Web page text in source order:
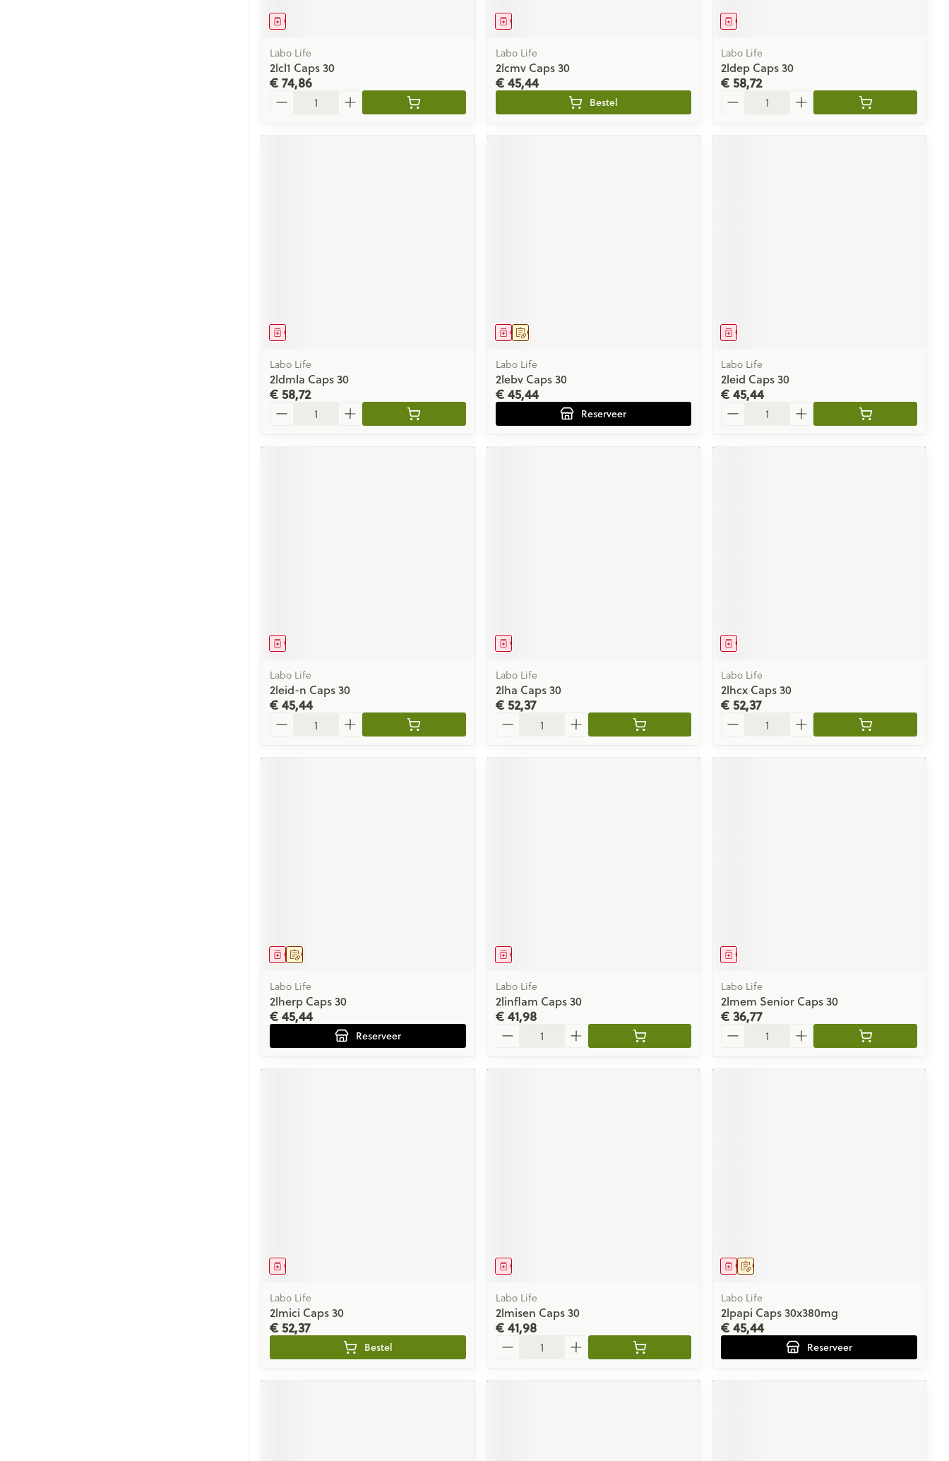
Geneesmiddel
Labo Life
2lcl1 Caps 30
€ 74,86
Geneesmiddel
Labo Life
2lcmv Caps 30
€ 45,44
Bestel
Geneesmiddel
Labo Life
2ldep Caps 30
€ 58,72
Geneesmiddel
Labo Life
2ldmla Caps 30
€ 58,72
Op voorschrift
Geneesmiddel
Labo Life
2lebv Caps 30
€ 45,44
Reserveer
Geneesmiddel
Labo Life
2leid Caps 30
€ 45,44
Geneesmiddel
Labo Life
2leid-n Caps 30
€ 45,44
Geneesmiddel
Labo Life
2lha Caps 30
€ 52,37
Geneesmiddel
Labo Life
2lhcx Caps 30
€ 52,37
Op voorschrift
Geneesmiddel
Labo Life
2lherp Caps 30
€ 45,44
Reserveer
Geneesmiddel
Labo Life
2linflam Caps 30
€ 41,98
Geneesmiddel
Labo Life
2lmem Senior Caps 30
€ 36,77
Geneesmiddel
Labo Life
2lmici Caps 30
€ 52,37
Bestel
Geneesmiddel
Labo Life
2lmisen Caps 30
€ 41,98
Op voorschrift
Geneesmiddel
Labo Life
2lpapi Caps 30x380mg
€ 45,44
Reserveer